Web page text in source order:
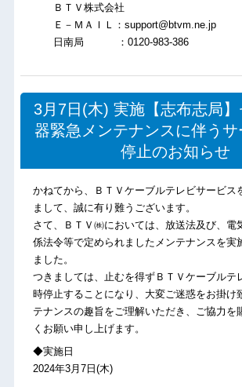
ＢＴＶ株式会社
Ｅ－ＭＡＩＬ：support@btvm.ne.jp
日南局 ：0120-983-386
3月7日(木) 実施【志布志局
器緊急メンテナンスに伴う
停止のお知らせ
かねてから、ＢＴＶケーブルテレビサービス
まして、誠に有り難うございます。
さて、ＢＴＶ㈱においては、放送法及び、電
係法令等で定められましたメンテナンスを実
ました。
つきましては、止むを得ずＢＴＶケーブルテ
時停止することになり、大変ご迷惑をお掛け
テナンスの趣旨をご理解いただき、ご協力を
くお願い申し上げます。
◆実施日
2024年3月7日(木)